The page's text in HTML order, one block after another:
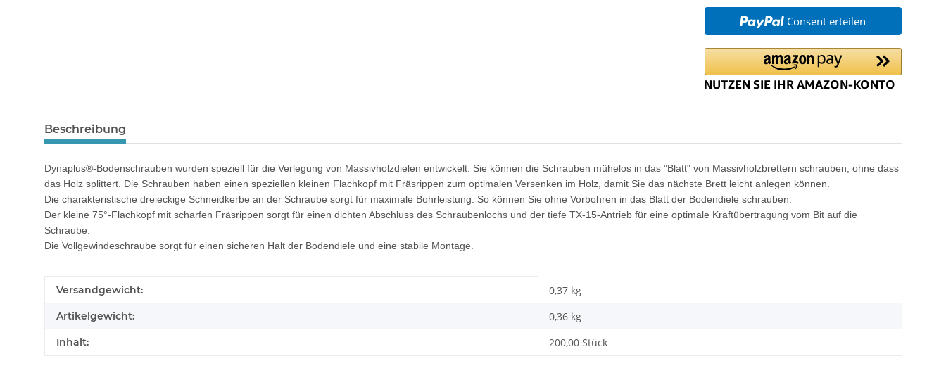
Consent erteilen
Beschreibung
Dynaplus®-Bodenschrauben wurden speziell für die Verlegung von Massivholzdielen entwickelt. Sie können die Schrauben mühelos in das "Blatt" von Massivholzbrettern schrauben, ohne dass
das Holz splittert. Die Schrauben haben einen speziellen kleinen Flachkopf mit Fräsrippen zum optimalen Versenken im Holz, damit Sie das nächste Brett leicht anlegen können.
Die charakteristische dreieckige Schneidkerbe an der Schraube sorgt für maximale Bohrleistung. So können Sie ohne Vorbohren in das Blatt der Bodendiele schrauben.
Der kleine 75°-Flachkopf mit scharfen Fräsrippen sorgt für einen dichten Abschluss des Schraubenlochs und der tiefe TX-15-Antrieb für eine optimale Kraftübertragung vom Bit auf die
Schraube.
Die Vollgewindeschraube sorgt für einen sicheren Halt der Bodendiele und eine stabile Montage.
Produkteigenschaft
Wert
Versandgewicht: 0,37 kg
Artikelgewicht: 0,36 kg
Inhalt: 200,00 Stück